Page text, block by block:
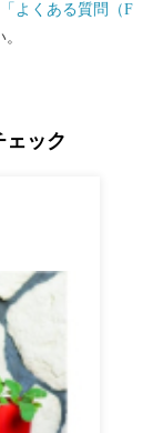
「よくある質問（F
ェック